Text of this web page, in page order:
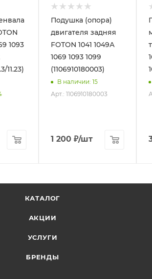
1093
11.23)
Подушка (опора)
двигателя задняя
FOTON 1041 1049А
1069 1093 1099
(1106910180003)
В наличии: 15
Арт.: 1106910180003
1 200 ₽/шт
КАТАЛОГ
АКЦИИ
УСЛУГИ
БРЕНДЫ